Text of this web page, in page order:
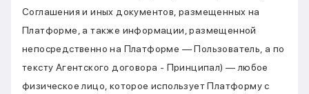
Соглашения и иных документов, размещенных на
Платформе, а также информации, размещенной
непосредственно на Платформе — Пользователь, а по
тексту Агентского договора - Принципал) — любое
физическое лицо, которое использует Платформу с